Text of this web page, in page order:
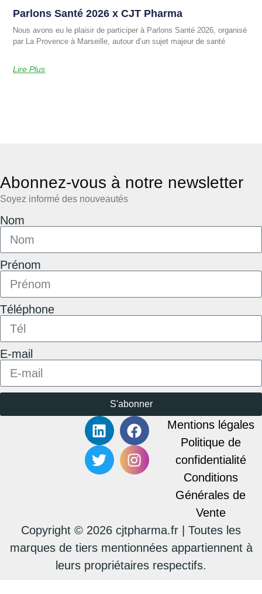
Parlons Santé 2026 x CJT Pharma
Nous avons eu le plaisir de participer à Parlons Santé 2026, organisé
par La Provence à Marseille, autour d’un sujet majeur de santé
Lire Plus
Abonnez-vous à notre newsletter
Soyez informé des nouveautés
Nom
Prénom
Téléphone
E-mail
S'abonner
Mentions légales
Politique de
confidentialité
Conditions
Générales de
Vente
Copyright © 2026 cjtpharma.fr | Toutes les
marques de tiers mentionnées appartiennent à
leurs propriétaires respectifs.